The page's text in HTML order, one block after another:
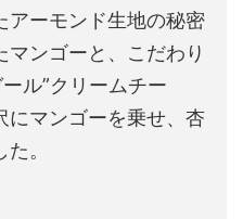
アーモンド生地の秘密
ンゴーと、こだわり
ル”クリームチー
にマンゴーを乗せ、杏
。